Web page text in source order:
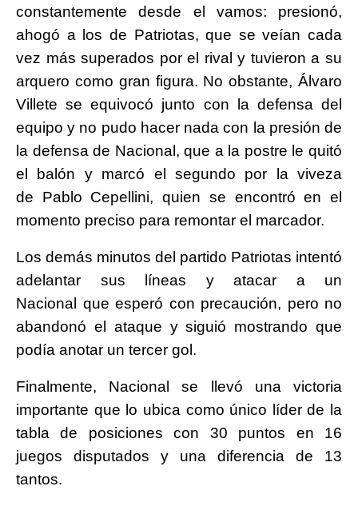
constantemente desde el vamos: presionó,
ahogó a los de Patriotas, que se veían cada
vez más superados por el rival y tuvieron a su
arquero como gran figura. No obstante, Álvaro
Villete se equivocó junto con la defensa del
equipo y no pudo hacer nada con la presión de
la defensa de Nacional, que a la postre le quitó
el balón y marcó el segundo por la viveza
de Pablo Cepellini, quien se encontró en el
momento preciso para remontar el marcador.
Los demás minutos del partido Patriotas intentó
adelantar sus líneas y atacar a un
Nacional que esperó con precaución, pero no
abandonó el ataque y siguió mostrando que
podía anotar un tercer gol.
Finalmente, Nacional se llevó una victoria
importante que lo ubica como único líder de la
tabla de posiciones con 30 puntos en 16
juegos disputados y una diferencia de 13
tantos.